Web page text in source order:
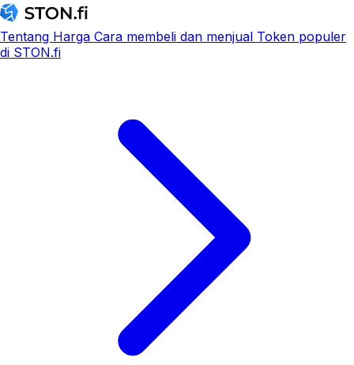
Tentang Harga Cara membeli dan menjual Token populer
di STON.fi